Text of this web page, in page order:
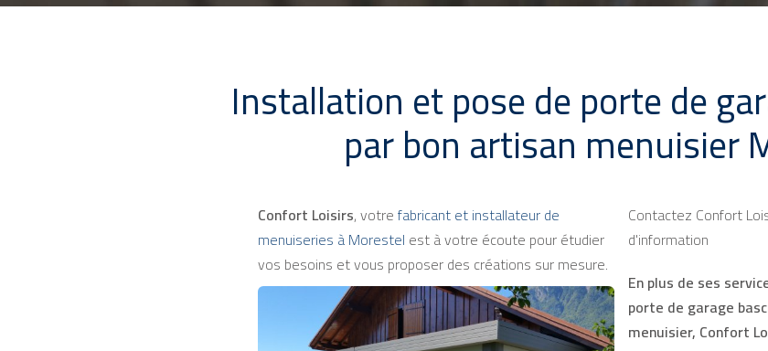
Installation et pose de porte de
par bon artisan menuisier
Confort Loisirs, votrefabricant et installateur de
menuiseries à Morestel est à votre écoute pour étudier
vos besoins et vous proposer des créations sur mesure.
Contactez Confort
d'information
En plus de ses
porte de garage
menuisier, Confort